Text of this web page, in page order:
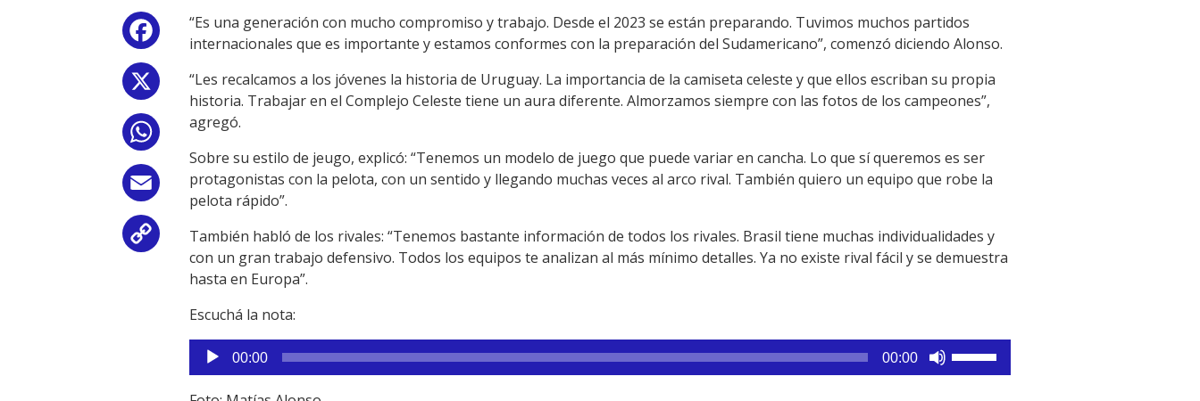
Facebook
WhatsApp
Email
Copy
Link
“Es una generación con mucho compromiso y trabajo. Desde el 2023 se están preparando. Tuvimos muchos partidos
internacionales que es importante y estamos conformes con la preparación del Sudamericano”, comenzó diciendo Alonso.
“Les recalcamos a los jóvenes la historia de Uruguay. La importancia de la camiseta celeste y que ellos escriban su propia
historia. Trabajar en el Complejo Celeste tiene un aura diferente. Almorzamos siempre con las fotos de los campeones”,
agregó.
Sobre su estilo de jeugo, explicó: “Tenemos un modelo de juego que puede variar en cancha. Lo que sí queremos es ser
protagonistas con la pelota, con un sentido y llegando muchas veces al arco rival. También quiero un equipo que robe la
pelota rápido”.
También habló de los rivales: “Tenemos bastante información de todos los rivales. Brasil tiene muchas individualidades y
con un gran trabajo defensivo. Todos los equipos te analizan al más mínimo detalles. Ya no existe rival fácil y se demuestra
hasta en Europa”.
Escuchá la nota:
Reproductor
de
audio
00:00 00:00